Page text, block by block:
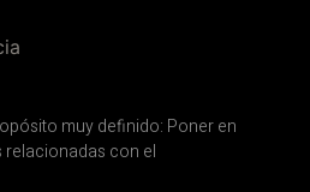
muy definido: Poner en
con el